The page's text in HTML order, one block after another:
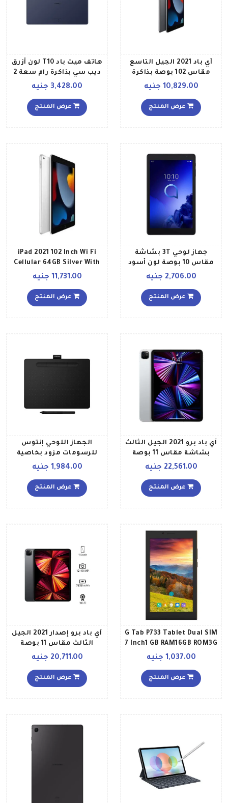
آي باد 2021 الجيل التاسع
مقاس 102 بوصة بذاكرة
داخلية 256 جيجابايت وتقنية
تايم، بلون رمادي فلكي
10,829.00 جنيه
عرض المنتج
هاتف ميت باد T10 لون أزرق
ديب سي بذاكرة رام سعة 2
جيجابايت وذاكرة داخلية
تقنية LTE إصدار الشرق
3,428.00 جنيه
عرض المنتج
جهاز لوحي 3T بشاشة
مقاس 10 بوصة لون أسود
سعة 16 جيجابايت ويدعم
تقنية 4G LTE الإصدار الدولي
2,706.00 جنيه
عرض المنتج
iPad 2021 102 Inch Wi Fi
Cellular 64GB Silver With
Facetime International
11,731.00 جنيه
عرض المنتج
آي باد برو 2021 الجيل الثالث
بشاشة مقاس 11 بوصة
يدعم تقنية 5G مع تطبيق
فيس تايم النسخة العالمية
22,561.00 جنيه
عرض المنتج
الجهاز اللوحي إنتوس
للرسومات مزود بخاصية
البلوتوث
1,984.00 جنيه
عرض المنتج
G Tab P733 Tablet Dual SIM
7 Inch1 GB RAM16GB ROM3G
Grey
1,037.00 جنيه
عرض المنتج
آي باد برو إصدار 2021 الجيل
الثالث مقاس 11 بوصة
بشريحة M1 وذاكرة داخلية
واي فاي مع تطبيق فيس
تايم، بلون رمادي فلكي
20,711.00 جنيه
عرض المنتج